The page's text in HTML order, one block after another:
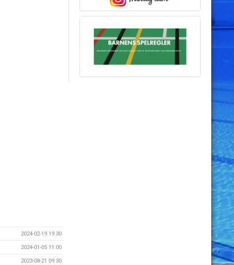
2024-02-19 19:30
2024-01-05 11:00
2023-08-21 09:30